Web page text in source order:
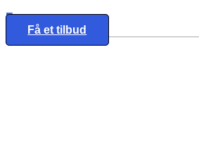
Eng
Få et tilbud